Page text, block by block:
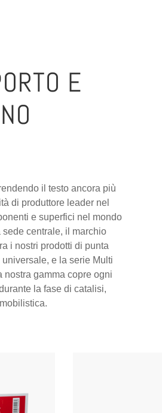
E
il testo ancora più
di produttore leader nel
e superfici nel mondo
centrale, il marchio
i nostri prodotti di punta
e la serie Multi
nostra gamma copre ogni
la fase di catalisi,